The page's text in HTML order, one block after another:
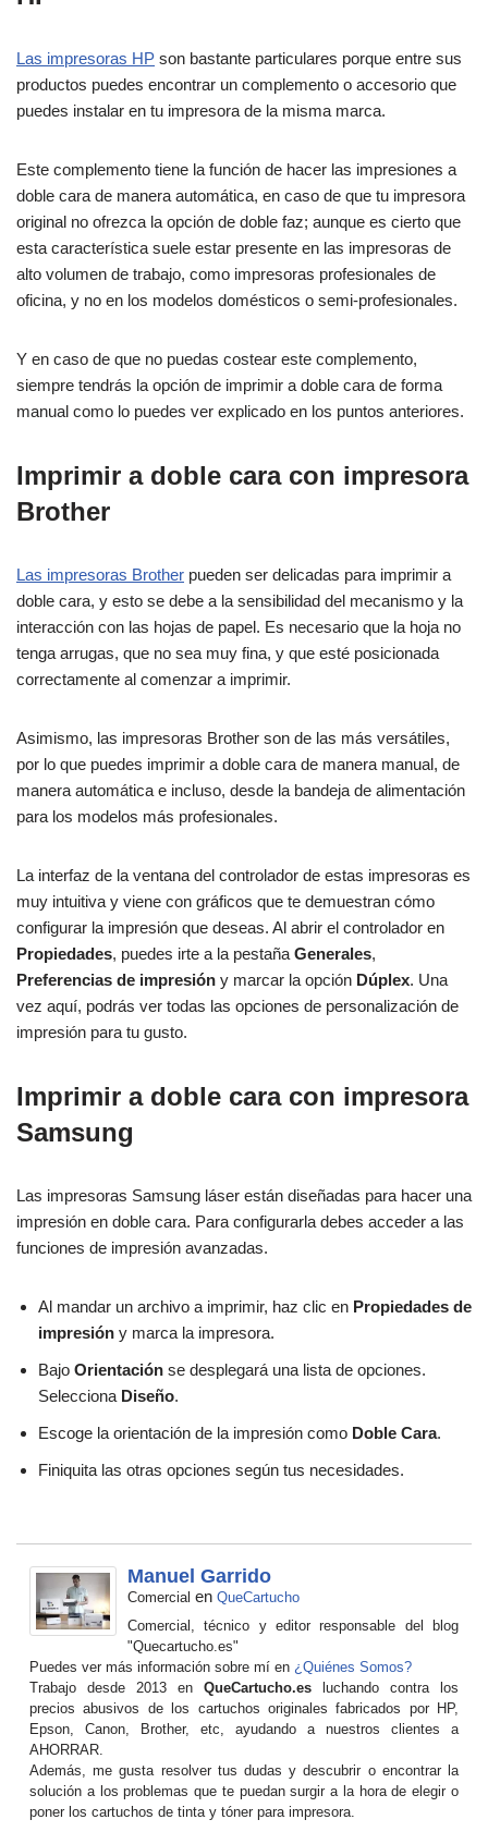
Las impresoras HP son bastante particulares porque entre sus
productos puedes encontrar un complemento o accesorio que
puedes instalar en tu impresora de la misma marca.
Este complemento tiene la función de hacer las impresiones a
doble cara de manera automática, en caso de que tu impresora
original no ofrezca la opción de doble faz; aunque es cierto que
esta característica suele estar presente en las impresoras de
alto volumen de trabajo, como impresoras profesionales de
oficina, y no en los modelos domésticos o semi-profesionales.
Y en caso de que no puedas costear este complemento,
siempre tendrás la opción de imprimir a doble cara de forma
manual como lo puedes ver explicado en los puntos anteriores.
Imprimir a doble cara con impresora
Brother
Las impresoras Brother pueden ser delicadas para imprimir a
doble cara, y esto se debe a la sensibilidad del mecanismo y la
interacción con las hojas de papel. Es necesario que la hoja no
tenga arrugas, que no sea muy fina, y que esté posicionada
correctamente al comenzar a imprimir.
Asimismo, las impresoras Brother son de las más versátiles,
por lo que puedes imprimir a doble cara de manera manual, de
manera automática e incluso, desde la bandeja de alimentación
para los modelos más profesionales.
La interfaz de la ventana del controlador de estas impresoras es
muy intuitiva y viene con gráficos que te demuestran cómo
configurar la impresión que deseas. Al abrir el controlador en
Propiedades, puedes irte a la pestaña Generales,
Preferencias de impresión y marcar la opción Dúplex. Una
vez aquí, podrás ver todas las opciones de personalización de
impresión para tu gusto.
Imprimir a doble cara con impresora
Samsung
Las impresoras Samsung láser están diseñadas para hacer una
impresión en doble cara. Para configurarla debes acceder a las
funciones de impresión avanzadas.
Al mandar un archivo a imprimir, haz clic en Propiedades de
impresión y marca la impresora.
Bajo Orientación se desplegará una lista de opciones.
Selecciona Diseño.
Escoge la orientación de la impresión como Doble Cara.
Finiquita las otras opciones según tus necesidades.
Manuel Garrido
Comercial en QueCartucho
Comercial, técnico y editor responsable del blog
"Quecartucho.es"
Puedes ver más información sobre mí en ¿Quiénes Somos?
Trabajo desde 2013 en QueCartucho.es
luchando contra los
precios abusivos de los cartuchos originales fabricados por HP,
Epson, Canon, Brother, etc, ayudando a nuestros clientes a
AHORRAR.
Además, me gusta resolver tus dudas y descubrir o encontrar la
solución a los problemas que te puedan surgir a la hora de elegir o
poner los cartuchos de tinta y tóner para impresora.